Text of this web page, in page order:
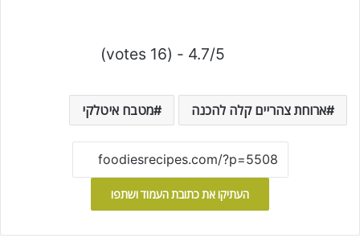
4.7/5 - (16 votes)
ארוחת צהריים קלה להכנה מטבח איטלקי
העתיקו את כתובת העמוד ושתפו